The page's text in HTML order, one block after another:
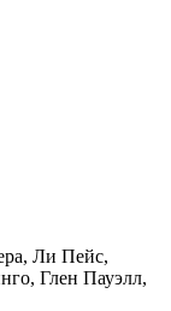
Ли Пейс,
Глен Пауэлл,